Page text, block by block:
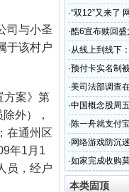
司与小圣
于该村户
方案》第
外），
在通州区
年1月1
员，经户
·“双12”又来了
·酷6宣布赎回
·从线上到线下
·预付卡实名制
·美司法部调查
·中国概念股周
·陈一舟就支付
· 网络游戏防沉
·如家完成收购
本类固顶